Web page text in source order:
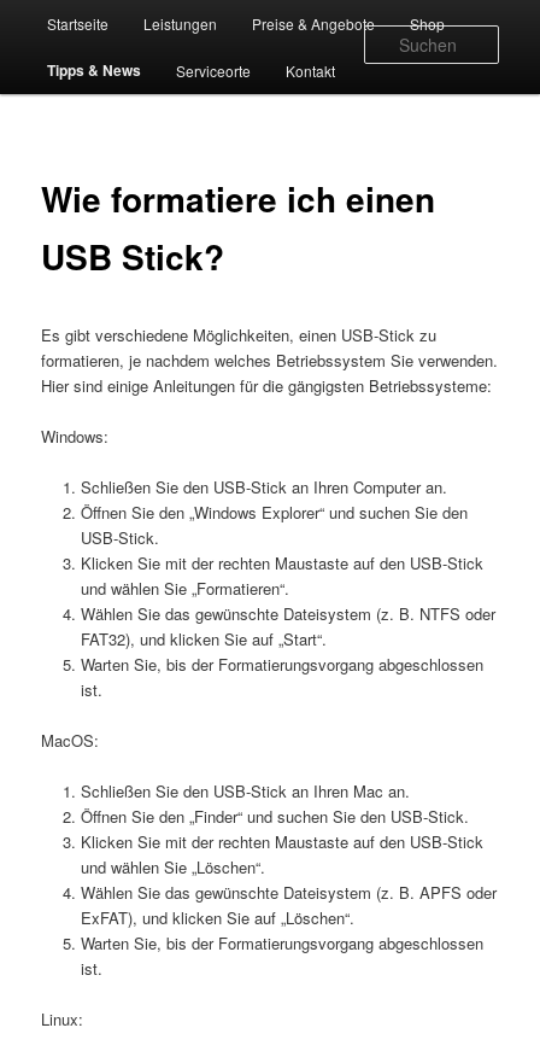
primären
springen
Startseite Leistungen Preise & Angebote Shop
Tipps & News Serviceorte Kontakt
Wie formatiere ich einen
USB Stick?
Es gibt verschiedene Möglichkeiten, einen USB-Stick zu
formatieren, je nachdem welches Betriebssystem Sie verwenden.
Hier sind einige Anleitungen für die gängigsten Betriebssysteme:
Windows:
Schließen Sie den USB-Stick an Ihren Computer an.
Öffnen Sie den „Windows Explorer“ und suchen Sie den
USB-Stick.
Klicken Sie mit der rechten Maustaste auf den USB-Stick
und wählen Sie „Formatieren“.
Wählen Sie das gewünschte Dateisystem (z. B. NTFS oder
FAT32), und klicken Sie auf „Start“.
Warten Sie, bis der Formatierungsvorgang abgeschlossen
ist.
MacOS:
Schließen Sie den USB-Stick an Ihren Mac an.
Öffnen Sie den „Finder“ und suchen Sie den USB-Stick.
Klicken Sie mit der rechten Maustaste auf den USB-Stick
und wählen Sie „Löschen“.
Wählen Sie das gewünschte Dateisystem (z. B. APFS oder
ExFAT), und klicken Sie auf „Löschen“.
Warten Sie, bis der Formatierungsvorgang abgeschlossen
ist.
Linux: